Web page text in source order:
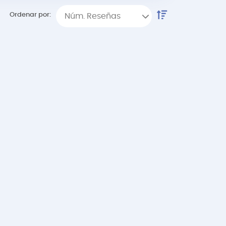
Ordenar por: Núm. Reseñas